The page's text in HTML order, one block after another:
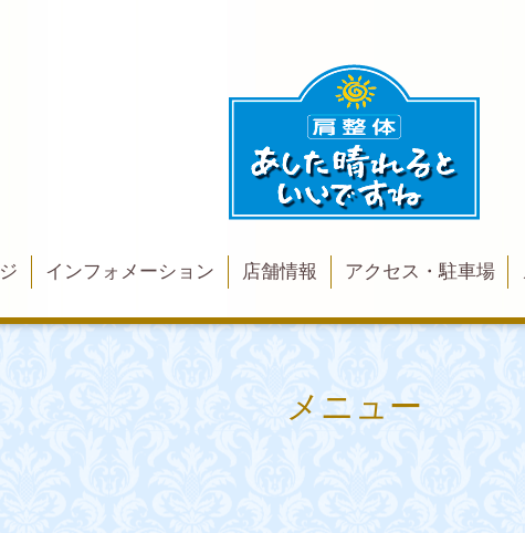
インフォメーション 店舗情報 アクセス・駐車場
メニュー